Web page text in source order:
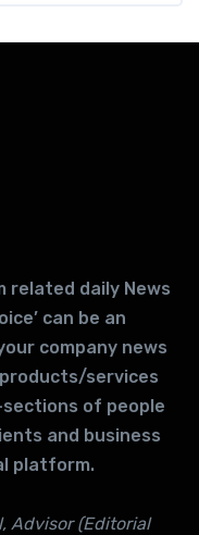
related daily News
can be an
company news
services
of people
and business
platform.
Advisor (Editorial